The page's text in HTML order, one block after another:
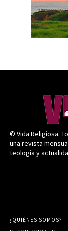
© Vida Religiosa.
una revista
teología y
¿QUIÉNES SOMOS?